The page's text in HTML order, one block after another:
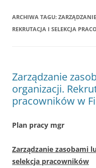
ARCHIWA TAGU:
REKRUTACJA I SELEKCJA
Zarządzanie
organizacji.
pracowników w
Plan pracy mgr
Zarządzanie zasobami
selekcja pracowników